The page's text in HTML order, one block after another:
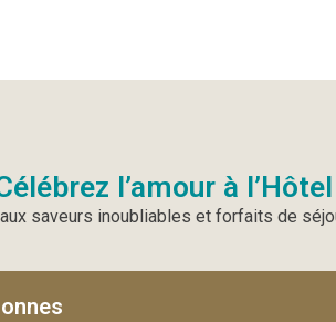
l’amour à
saveurs inoubliables et forfaits de